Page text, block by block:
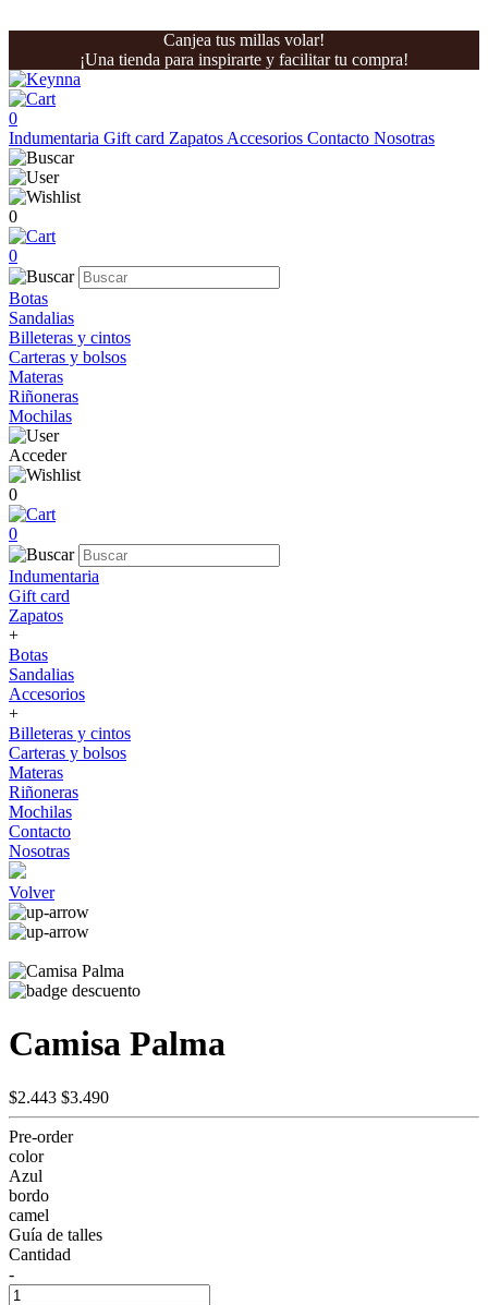
Canjea tus millas volar!
¡Una tienda para inspirarte y facilitar tu compra!
0
Indumentaria Gift card Zapatos Accesorios Contacto Nosotras
0
0
Botas
Sandalias
Billeteras y cintos
Carteras y bolsos
Materas
Riñoneras
Mochilas
Acceder
0
0
Indumentaria
Gift card
Zapatos
+
Botas
Sandalias
Accesorios
+
Billeteras y cintos
Carteras y bolsos
Materas
Riñoneras
Mochilas
Contacto
Nosotras
Volver
Camisa Palma
$2.443 $3.490
Pre-order
color
Azul
bordo
camel
Guía de talles
Cantidad
-